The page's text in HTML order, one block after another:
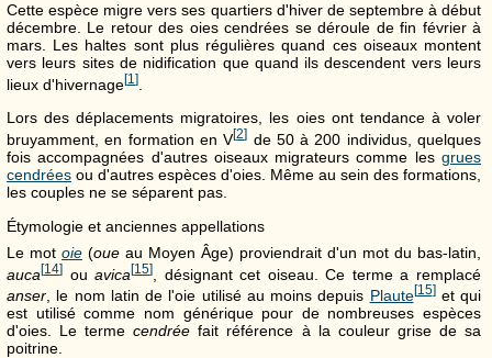
Cette espèce migre vers ses quartiers d'hiver de septembre à début
décembre. Le retour des oies cendrées se déroule de fin février à
mars. Les haltes sont plus régulières quand ces oiseaux montent
vers leurs sites de nidification que quand ils descendent vers leurs
lieux d'hivernage[1]
Lors des déplacements migratoires, les oies ont tendance à voler
bruyamment, en formation en V[2] de 50 à 200 individus, quelques
fois accompagnées d'autres oiseaux migrateurs comme les grues
cendrées ou d'autres espèces d'oies. Même au sein des formations,
les couples ne se séparent pas.
Étymologie et anciennes appellations
Le mot oie (oue au Moyen Âge) proviendrait d'un mot du bas-latin,
auca[14] ouavica[15] , désignant cet oiseau. Ce terme a remplacé
anser , le nom latin de l'oie utilisé au moins depuis Plaute[15]et qui
est utilisé comme nom générique pour de nombreuses espèces
d'oies. Le termecendrée fait référence à la couleur grise de sa
poitrine.